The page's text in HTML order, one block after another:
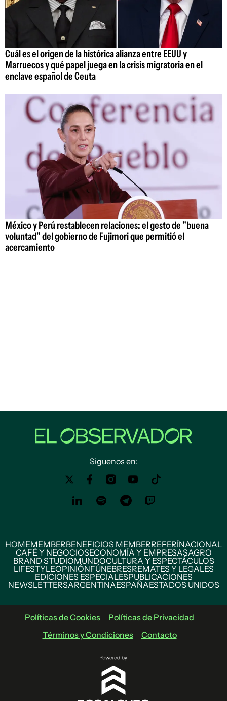
Cuál es el origen de la histórica alianza entre EEUU y
Marruecos y qué papel juega en la crisis migratoria en el
enclave español de Ceuta
México y Perú restablecen relaciones: el gesto de "buena
voluntad" del gobierno de Fujimori que permitió el
acercamiento
Siguenos en:
HOMEMEMBERBENEFICIOS MEMBERREFERÍNACIONAL
CAFÉ Y NEGOCIOSECONOMÍA Y EMPRESASAGRO
BRAND STUDIOMUNDOCULTURA Y ESPECTÁCULOS
LIFESTYLEOPINIÓNFÚNEBRESREMATES Y LEGALES
EDICIONES ESPECIALESPUBLICACIONES
NEWSLETTERSARGENTINAESPAÑAESTADOS UNIDOS
Políticas de Cookies
Políticas de Privacidad
Términos y Condiciones
Contacto